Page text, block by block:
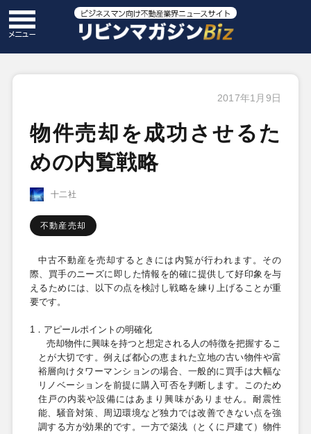
2017年1月9日
物件売却を成功させるた
めの内覧戦略
十二社
不動産売却
中古不動産を売却するときには内覧が行われます。その
際、買手のニーズに即した情報を的確に提供して好印象を与
えるためには、以下の点を検討し戦略を練り上げることが重
要です。
1．アピールポイントの明確化
売却物件に興味を持つと想定される人の特徴を把握するこ
とが大切です。例えば都心の恵まれた立地の古い物件や富
裕層向けタワーマンションの場合、一般的に買手は大幅な
リノベーションを前提に購入可否を判断します。このため
住戸の内装や設備にはあまり興味がありません。耐震性
能、騒音対策、周辺環境など独力では改善できない点を強
調する方が効果的です。一方で築浅（とくに戸建て）物件